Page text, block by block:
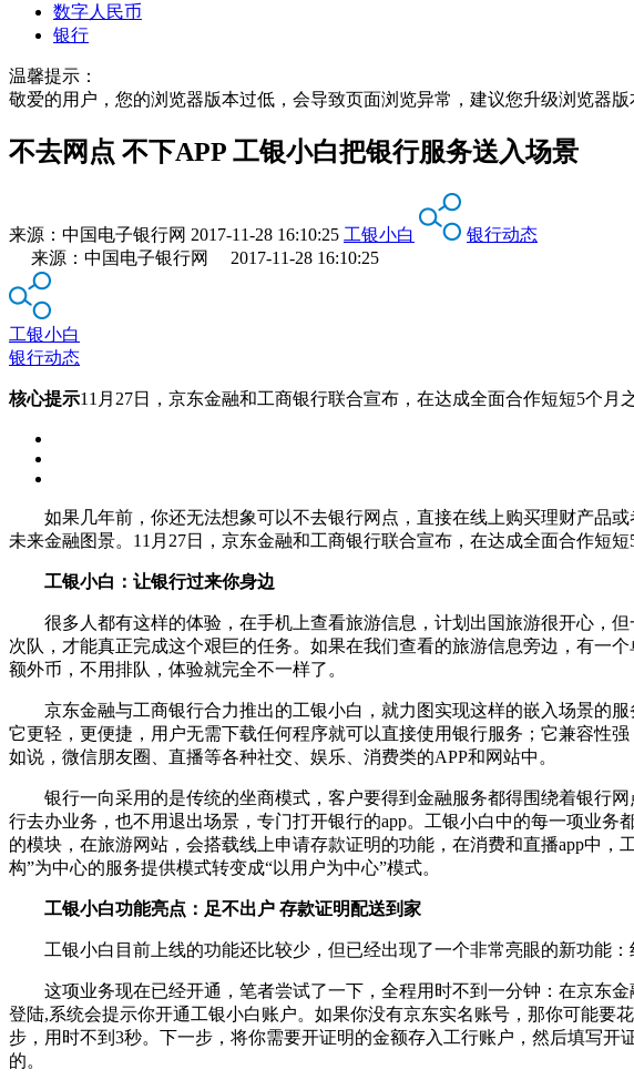
数字人民币
银行
温馨提示：
敬爱的用户，您的浏览器版本过低，会导致页面浏览异常，建议您升级浏览器版
不去网点 不下APP 工银小白把银行服务送入场景
来源： 中国电子银行网 2017-11-28 16:10:25 工银小白
银行动态
来源：中国电子银行网 2017-11-28 16:10:25
工银小白
银行动态
核心提示11月27日，京东金融和工商银行联合宣布，在达成全面合作短短5个月
如果几年前，你还无法想象可以不去银行网点，直接在线上购买理财产品或
未来金融图景。11月27日，京东金融和工商银行联合宣布，在达成全面合作短
工银小白：让银行过来你身边
很多人都有这样的体验，在手机上查看旅游信息，计划出国旅游很开心，但
次队，才能真正完成这个艰巨的任务。如果在我们查看的旅游信息旁边，有一
额外币，不用排队，体验就完全不一样了。
京东金融与工商银行合力推出的工银小白，就力图实现这样的嵌入场景的服
它更轻，更便捷，用户无需下载任何程序就可以直接使用银行服务；它兼容性
如说，微信朋友圈、直播等各种社交、娱乐、消费类的APP和网站中。
银行一向采用的是传统的坐商模式，客户要得到金融服务都得围绕着银行网
行去办业务，也不用退出场景，专门打开银行的app。工银小白中的每一项业
的模块，在旅游网站，会搭载线上申请存款证明的功能，在消费和直播app中，
构”为中心的服务提供模式转变成“以用户为中心”模式。
工银小白功能亮点：足不出户 存款证明配送到家
工银小白目前上线的功能还比较少，但已经出现了一个非常亮眼的新功能：
这项业务现在已经开通，笔者尝试了一下，全程用时不到一分钟：在京东金
登陆,系统会提示你开通工银小白账户。如果你没有京东实名账号，那你可能要
步，用时不到3秒。下一步，将你需要开证明的金额存入工行账户，然后填写
的。